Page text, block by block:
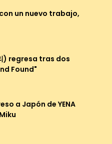
con un nuevo trabajo,
리) regresa tras dos
Found"
a Japón de YENA